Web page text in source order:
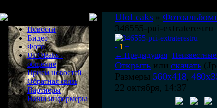
Новости
Видео
Фото
UFOleaks -
общение
Прием новостей
Обратная связь
Партнеры
Наши информеры
UfoLeaks »
346555-pui-extraterestru
- 1 +
← Предыдущая |
Открыть или скачать
Размеры 560x418,
22 октября, 14:37